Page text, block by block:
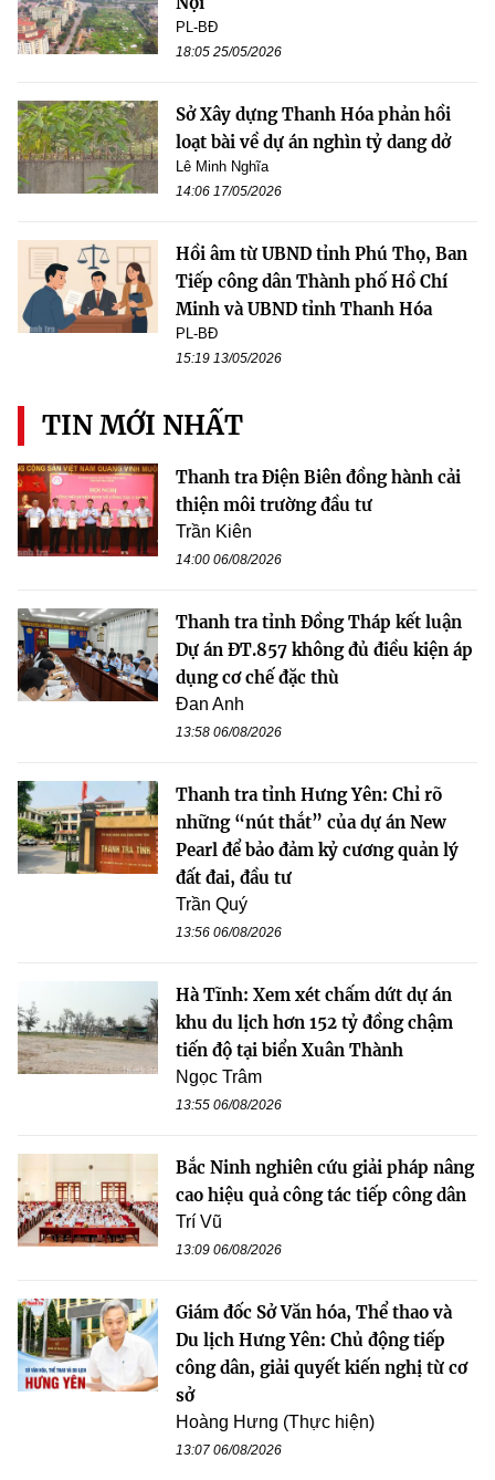
PL-BĐ
18:05 25/05/2026
Sở Xây dựng Thanh Hóa phản hồi
loạt bài về dự án nghìn tỷ dang dở
Lê Minh Nghĩa
14:06 17/05/2026
Hồi âm từ UBND tỉnh Phú Thọ, Ban
Tiếp công dân Thành phố Hồ Chí
Minh và UBND tỉnh Thanh Hóa
PL-BĐ
15:19 13/05/2026
TIN MỚI NHẤT
Thanh tra Điện Biên đồng hành cải
thiện môi trường đầu tư
Trần Kiên
14:00 06/08/2026
Thanh tra tỉnh Đồng Tháp kết luận
Dự án ĐT.857 không đủ điều kiện áp
dụng cơ chế đặc thù
Đan Anh
13:58 06/08/2026
Thanh tra tỉnh Hưng Yên: Chỉ rõ
những “nút thắt” của dự án New
Pearl để bảo đảm kỷ cương quản lý
đất đai, đầu tư
Trần Quý
13:56 06/08/2026
Hà Tĩnh: Xem xét chấm dứt dự án
khu du lịch hơn 152 tỷ đồng chậm
tiến độ tại biển Xuân Thành
Ngọc Trâm
13:55 06/08/2026
Bắc Ninh nghiên cứu giải pháp nâng
cao hiệu quả công tác tiếp công dân
Trí Vũ
13:09 06/08/2026
Giám đốc Sở Văn hóa, Thể thao và
Du lịch Hưng Yên: Chủ động tiếp
công dân, giải quyết kiến nghị từ cơ
sở
Hoàng Hưng (Thực hiện)
13:07 06/08/2026